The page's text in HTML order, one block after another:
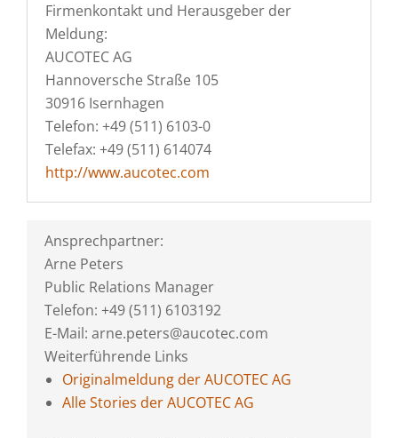
Firmenkontakt und Herausgeber der
Meldung:
AUCOTEC AG
Hannoversche Straße 105
30916 Isernhagen
Telefon: +49 (511) 6103-0
Telefax: +49 (511) 614074
http://www.aucotec.com
Ansprechpartner:
Arne Peters
Public Relations Manager
Telefon: +49 (511) 6103192
E-Mail: arne.peters@aucotec.com
Weiterführende Links
Originalmeldung der AUCOTEC AG
Alle Stories der AUCOTEC AG